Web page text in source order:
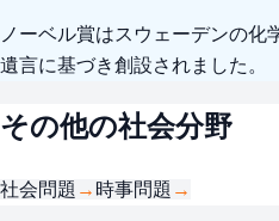
ノーベル賞はスウェーデンの化
遺言に基づき創設されました。
その他の社会分野
社会問題 → 時事問題 →